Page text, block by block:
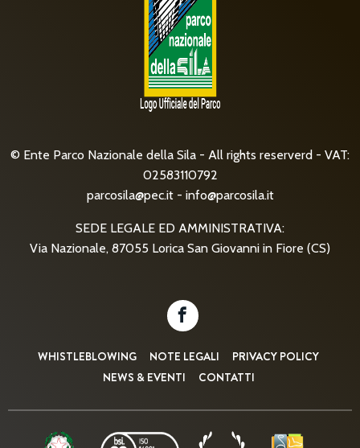
© Ente Parco Nazionale della Sila - All rights reserverd - VAT:
02583110792
parcosila@pec.it- info@parcosila.it
SEDE LEGALE ED AMMINISTRATIVA:
Via Nazionale, 87055 Lorica San Giovanni in Fiore (CS)
WHISTLEBLOWING NOTE LEGALI
PRIVACY POLICY
NEWS & EVENTI
CONTATTI